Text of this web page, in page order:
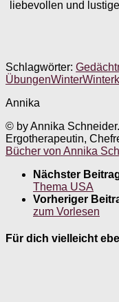
liebevollen und
Schlagwörter:
ÜbungenWinter
Annika
© by Annika
Ergotherapeutin,
Bücher von Annika
Nächster
Thema USA
Vorheriger
zum Vorlesen
Für dich vielleicht